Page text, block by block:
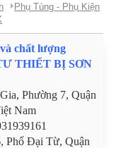
Phụ Tùng - Phụ Kiện
chất lượng
THIẾT BỊ SƠN
Phường 7, Quận
Nam
Phố Đại Từ, Quận